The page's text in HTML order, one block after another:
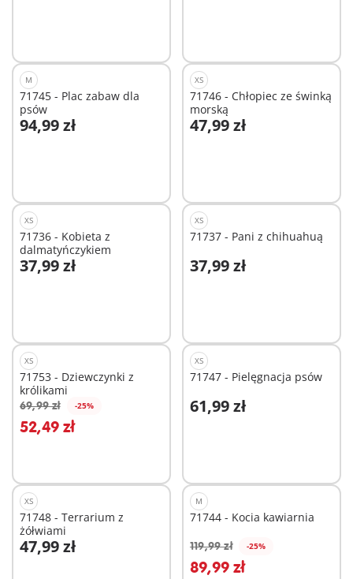
M
71745 - Plac zabaw dla
psów
94,99 zł
Dodaj do koszyka
XS
71746 - Chłopiec ze świnką
morską
47,99 zł
Dodaj do koszyka
XS
71736 - Kobieta z
dalmatyńczykiem
37,99 zł
Dodaj do koszyka
XS
71737 - Pani z chihuahuą
37,99 zł
Dodaj do koszyka
XS
71753 - Dziewczynki z
królikami
69,99 zł -25%
52,49 zł
Dodaj do koszyka
XS
71747 - Pielęgnacja psów
61,99 zł
Dodaj do koszyka
XS
71748 - Terrarium z
żółwiami
47,99 zł
Dodaj do koszyka
M
71744 - Kocia kawiarnia
119,99 zł -25%
89,99 zł
Dodaj do koszyka